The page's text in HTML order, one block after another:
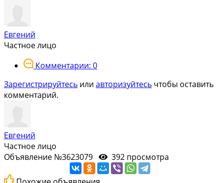
Евгений
Частное лицо
Комментарии: 0
Зарегистрируйтесь или авторизуйтесь чтобы оставить
комментарий.
Евгений
Частное лицо
Объявление №3623079
392 просмотра